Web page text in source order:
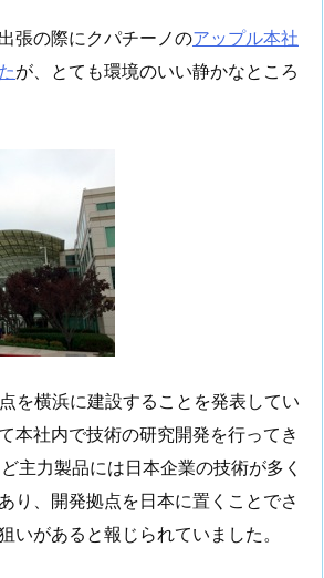
張の際にクパチーノのアップル本社
が、とても環境のいい静かなところ
を横浜に建設することを発表してい
本社内で技術の研究開発を行ってき
主力製品には日本企業の技術が多く
り、開発拠点を日本に置くことでさ
いがあると報じられていました。